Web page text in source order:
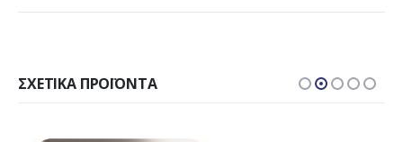
ΣΧΕΤΙΚΆ ΠΡΟΪΌΝΤΑ